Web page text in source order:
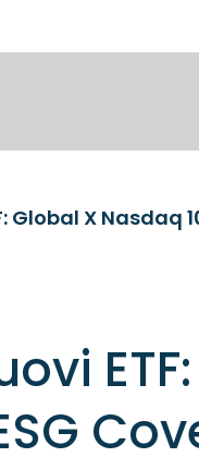
ETF: